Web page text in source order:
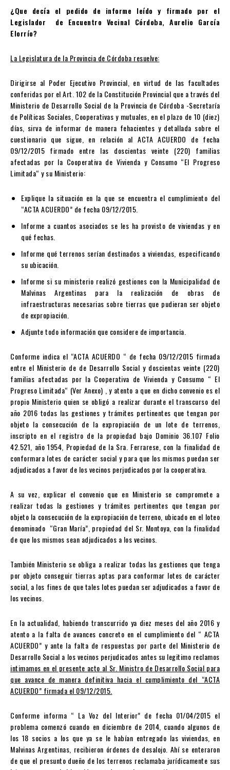
¿Que decía el pedido de informe leído y firmado por el
Legislador de Encuentro Vecinal Córdoba, Aurelio García
Elorrío?
La Legislatura de la Provincia de Córdoba resuelve:
Dirigirse al Poder Ejecutivo Provincial, en virtud de las facultades
conferidas por el Art. 102 de la Constitución Provincial que a través del
Ministerio de Desarrollo Social de la Provincia de Córdoba -Secretaría
de Políticas Sociales, Cooperativas y mutuales, en el plazo de 10 (diez)
días, sirva de informar de manera fehacientes y detallada sobre el
cuestionario que sigue, en relación al ACTA ACUERDO de fecha
09/12/2015 firmado entre las doscientas veinte (220) familias
afectadas por la Cooperativa de Vivienda y Consumo “El Progreso
Limitada“ y su Ministerio:
Explique la situación en la que se encuentra el cumplimiento del
“ACTA ACUERDO” de fecha 09/12/2015.
Informe a cuantos asociados se les ha provisto de viviendas y en
qué fechas.
Informe qué terrenos serían destinados a viviendas, especificando
su ubicación.
Informe si su ministerio realizó gestiones con la Municipalidad de
Malvinas Argentinas para la realización de obras de
infraestructuras necesarias sobre tierras que pudieran ser objeto
de expropiación.
Adjunte todo información que considere de importancia.
Conforme indica el “ACTA ACUERDO “ de fecha 09/12/2015 firmada
entre el Ministerio de de Desarrollo Social y doscientas veinte (220)
familias afectadas por la Cooperativa de Vivienda y Consumo “ El
Progreso Limitada“ (Ver Anexo) , y atento a que en dicho convenio es el
propio Ministerio quien se obligó a realizar durante el transcurso del
año 2016 todas las gestiones y trámites pertinentes que tengan por
objeto la consecución de la expropiación de un lote de terrenos,
inscripto en el registro de la propiedad bajo Dominio 36.107 Folio
42.521, año 1954, Propiedad de la Sra. Ferrarese, con la finalidad de
conformara lotes de carácter social y para que los mismos puedan ser
adjudicados a favor de los vecinos perjudicados por la cooperativa.
A su vez, explicar el convenio que en Ministerio se compromete a
realizar todas la gestiones y trámites pertinentes que tengan por
objeto la consecución de la expropiación de terreno, ubicado en el loteo
denominado “Gran María”, propiedad del Sr. Montoya, con la finalidad
de que los mismos sean adjudicados a los vecinos.
También Ministerio se obliga a realizar todas las gestiones que tenga
por objeto conseguir tierras aptas para conformar lotes de carácter
social, a los fines de que tales lotes puedan ser adjudicados a favor de
los vecinos.
En la actualidad, habiendo transcurrido ya diez meses del año 2016 y
atento a la falta de avances concreto en el cumplimiento del “ ACTA
ACUERDO” y ante la falta de respuestas por parte del Ministerio de
Desarrollo Social a los vecinos perjudicados antes su legitimo reclamos
intimamos en el presente acto al Sr. Ministro de Desarrollo Social para
que avance de manera definitiva hacia el cumplimiento del “ACTA
ACUERDO” firmada el 09/12/2015.
Conforme informa “ La Voz del Interior” de fecha 01/04/2015 el
problema comenzó cuando en diciembre de 2014, cuando algunos de
los 18 socios a los que ya se le habían entregado las viviendas, en
Malvinas Argentinas, recibieron órdenes de desalojo. Ahí se enteraron
de que el presunto dueño de los terrenos reclamaba jurídicamente sus